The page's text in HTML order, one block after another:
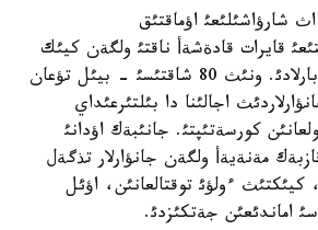
شارؤاشئلئعئ اؤماقتئق
قايرات قادةشةأ ناقتئ ولگةن كيئك
سانئ 441 بولعانئن حابارلادئ. ونئث 80 شاقتئسئ - بيئل تؤعان
اجالئنا دا بئلتئرعئداي
كورسةتئپتئ. جانئبةك اؤدانئ
مةنةيةأ ولگةن جانؤارلار تذگةل
كيئكتئث ءولؤئ توقتالعانئن، اؤئل
اماندئعئن جةتكئزدئ.